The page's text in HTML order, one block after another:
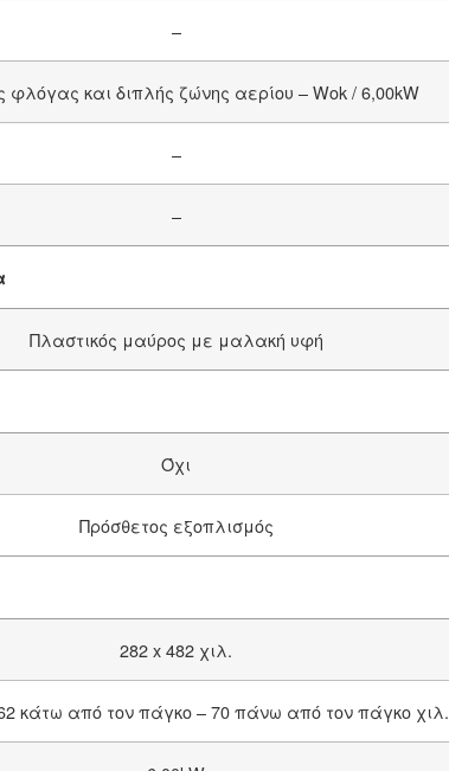
–
φλόγας και διπλής ζώνης αερίου – Wok / 6,00kW
–
–
Πλαστικός μαύρος με μαλακή υφή
Όχι
Πρόσθετος εξοπλισμός
282 x 482 χιλ.
κάτω από τον πάγκο – 70 πάνω από τον πάγκο χιλ.